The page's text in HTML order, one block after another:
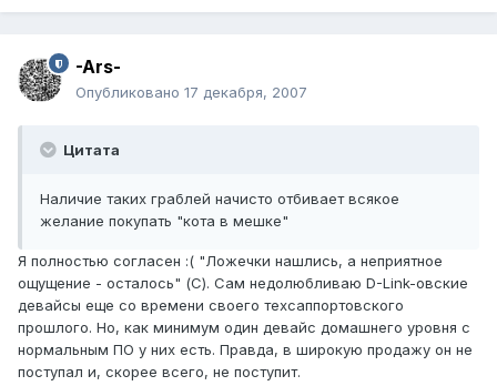
-Ars-
Опубликовано 17 декабря, 2007
Цитата
Наличие таких граблей начисто отбивает всякое
желание покупать "кота в мешке"
Я полностью согласен :( "Ложечки нашлись, а неприятное
ощущение - осталось" (С). Сам недолюбливаю D-Link-овские
девайсы еще со времени своего техсаппортовского
прошлого. Но, как минимум один девайс домашнего уровня с
нормальным ПО у них есть. Правда, в широкую продажу он не
поступал и, скорее всего, не поступит.